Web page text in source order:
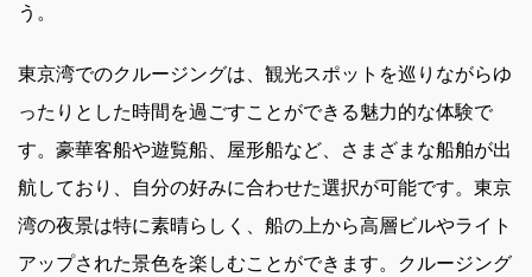
う。
東京湾でのクルージングは、観光スポットを巡りながらゆ
ったりとした時間を過ごすことができる魅力的な体験で
す。豪華客船や遊覧船、屋形船など、さまざまな船舶が出
航しており、自分の好みに合わせた選択が可能です。東京
湾の夜景は特に素晴らしく、船の上から高層ビルやライト
アップされた景色を楽しむことができます。クルージング